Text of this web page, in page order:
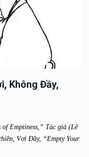
Không Đầy,
Emptiness,” Tác giả (Lê
Vơi Đầy, “Empty Your